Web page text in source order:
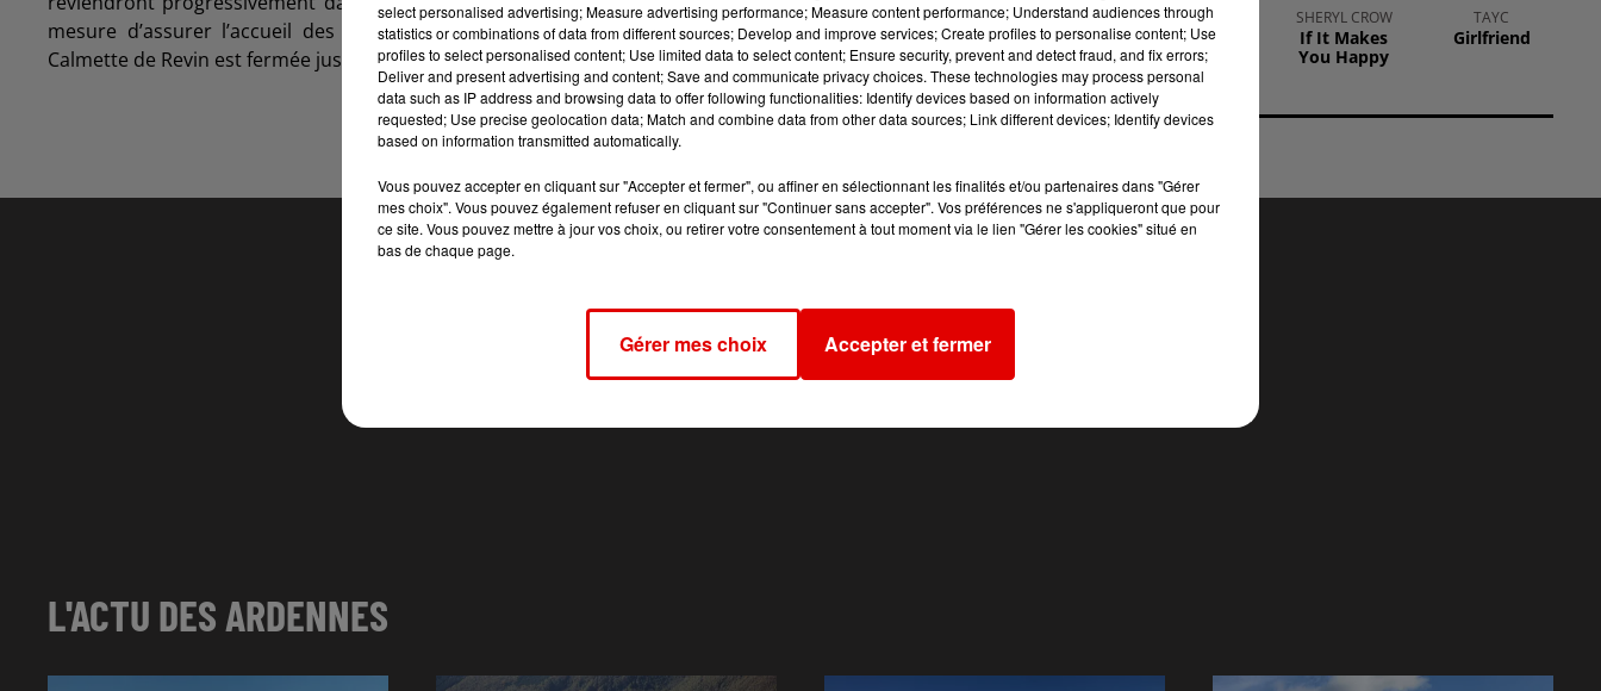
mesure d’assurer l’accueil des élèves et des personnels dans le respect du protocole sanitaire. Enfin l’école
Calmette de Revin est fermée jusqu’au mardi 24 novembre inclus.
MARGUERITE
Bellevie
SHERYL CROW
If It Makes
You Happy
TAYC
Girlfriend
L'ACTU DES ARDENNES
select personalised advertising; Measure advertising performance; Measure content performance; Understand audiences through
statistics or combinations of data from different sources; Develop and improve services; Create profiles to personalise content; Use
profiles to select personalised content; Use limited data to select content; Ensure security, prevent and detect fraud, and fix errors;
Deliver and present advertising and content; Save and communicate privacy choices. These technologies may process personal
data such as IP address and browsing data to offer following functionalities: Identify devices based on information actively
requested; Use precise geolocation data; Match and combine data from other data sources; Link different devices; Identify devices
based on information transmitted automatically.
Vous pouvez accepter en cliquant sur "Accepter et fermer", ou affiner en sélectionnant les finalités et/ou partenaires dans "Gérer
mes choix". Vous pouvez également refuser en cliquant sur "Continuer sans accepter". Vos préférences ne s'appliqueront que pour
ce site. Vous pouvez mettre à jour vos choix, ou retirer votre consentement à tout moment via le lien "Gérer les cookies" situé en
bas de chaque page.
Gérer mes choix Accepter et fermer